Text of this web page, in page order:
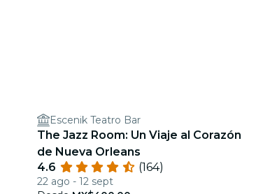
Escenik Teatro Bar
The Jazz Room: Un Viaje al Corazón
de Nueva Orleans
4.6
(164)
22 ago - 12 sept